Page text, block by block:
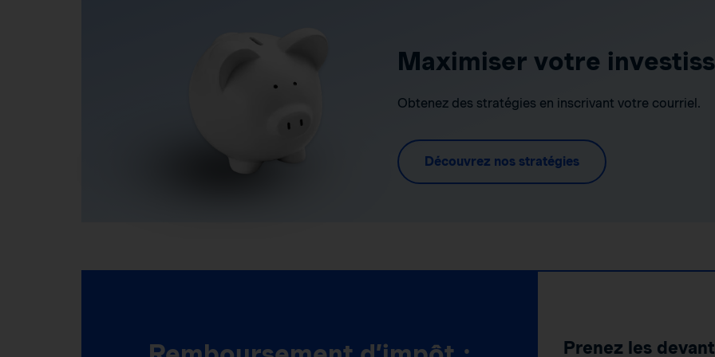
Maximiser votre
Obtenez des stratégies en inscrivant votre courriel.
Découvrez nos stratégies
Prenez les